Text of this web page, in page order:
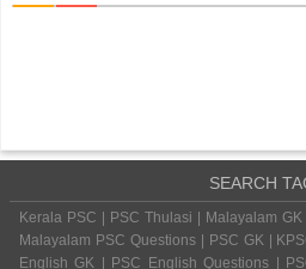
SEARCH
Kerala PSC | PSC Thulasi | Malayalam
Malayalam PSC Questions | PSC GK |
English GK | PSC English Questions |